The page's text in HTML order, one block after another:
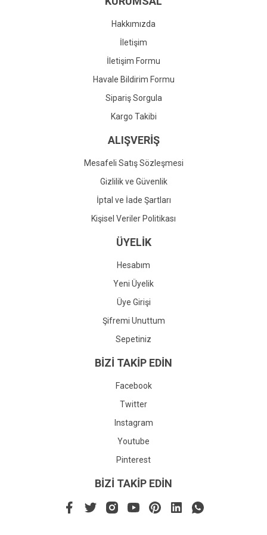
Gönder
Hakkımızda
İletişim
İletişim Formu
Havale Bildirim Formu
Sipariş Sorgula
Kargo Takibi
ALIŞVERİŞ
Mesafeli Satış Sözleşmesi
Gizlilik ve Güvenlik
İptal ve İade Şartları
Kişisel Veriler Politikası
ÜYELİK
Hesabım
Yeni Üyelik
Üye Girişi
Şifremi Unuttum
Sepetiniz
BİZİ TAKİP EDİN
Facebook
Twitter
Instagram
Youtube
Pinterest
BİZİ TAKİP EDİN